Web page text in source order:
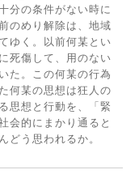
分の条件がない時に
のめり解除は、地域
ゆく。以前何某とい
死傷して、用のない
た。この何某の行為
何某の思想は狂人の
思想と行動を、「緊
会的にまかり通ると
どう思われるか。